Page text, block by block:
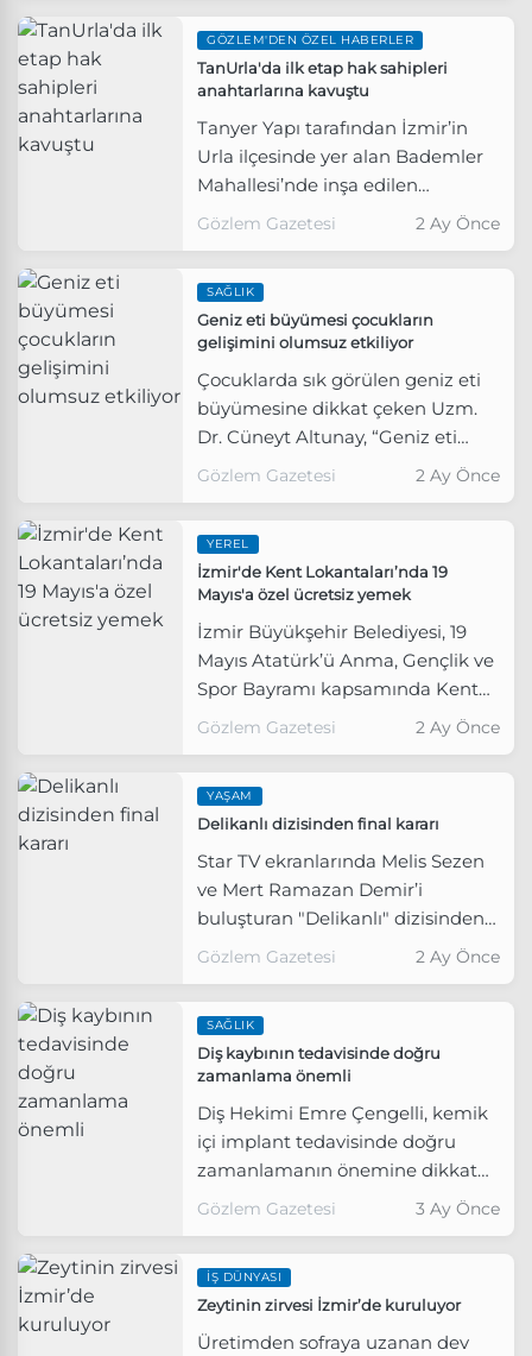
GÖZLEM'DEN ÖZEL HABERLER
TanUrla'da ilk etap hak sahipleri
anahtarlarına kavuştu
Tanyer Yapı tarafından İzmir’in
Urla ilçesinde yer alan Bademler
Mahallesi’nde inşa edilen
TanUrla'da ilk etap hak sahipleri
Gözlem Gazetesi 2 Ay Önce
SAĞLIK
Geniz eti büyümesi çocukların
gelişimini olumsuz etkiliyor
Çocuklarda sık görülen geniz eti
büyümesine dikkat çeken Uzm.
Dr. Cüneyt Altunay, “Geniz eti
büyümesi; sık enfeksiyon,
işitme kaybı, uykuda nefes
durması ve uyku bozukluğu
,sabah zor uyanma gündüz
yorgunluğu performans
düşüklüğü gibi ciddi sorunlara yol
açabiliyor. Ebeveynlerin belirtiler
konusunda dikkatli olması
gerekir.” dedi.
Gözlem Gazetesi 2 Ay Önce
YEREL
İzmir'de Kent Lokantaları’nda 19
Mayıs'a özel ücretsiz yemek
İzmir Büyükşehir Belediyesi, 19
Mayıs Atatürk’ü Anma, Gençlik ve
Spor Bayramı kapsamında Kent
Lokantaları’nda yurttaşlara
Gözlem Gazetesi 2 Ay Önce
YAŞAM
Delikanlı dizisinden final kararı
Star TV ekranlarında Melis Sezen
ve Mert Ramazan Demir’i
buluşturan "Delikanlı" dizisinden
beklenmeyen bir final kararı geldi.
Gözlem Gazetesi 2 Ay Önce
SAĞLIK
Diş kaybının tedavisinde doğru
zamanlama önemli
Diş Hekimi Emre Çengelli, kemik
içi implant tedavisinde doğru
zamanlamanın önemine dikkat
çekti. Çengelli, “Diş çekimi sonrası
tedavilere yol açabilir. Doğru
zamanlamanın implant
tedavisinin başarısı ve uzun
Gözlem Gazetesi 3 Ay Önce
İŞ DÜNYASI
Zeytinin zirvesi İzmir’de kuruluyor
Üretimden sofraya uzanan dev